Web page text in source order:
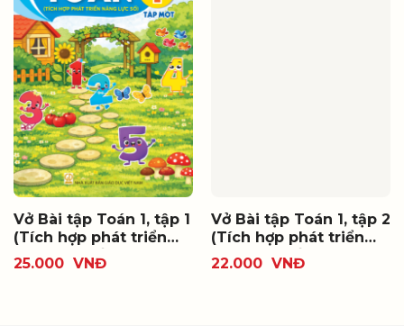
Vở Bài tập Toán 1, tập 1
(Tích hợp phát triển
năng lực số)
25.000 VNĐ
Vở Bài tập Toán 1, tập 2
(Tích hợp phát triển
năng lực số)
22.000 VNĐ